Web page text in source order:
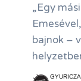
„Egy
bajnok –